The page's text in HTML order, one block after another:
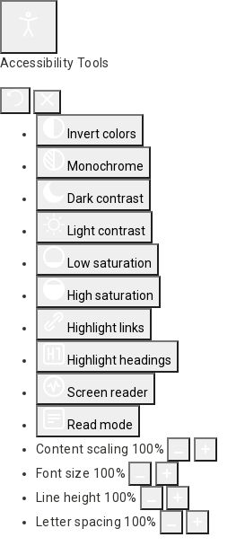
Accessibility Tools
Invert colors
Monochrome
Dark contrast
Light contrast
Low saturation
High saturation
Highlight links
Highlight headings
Screen reader
Read mode
Content scaling 100%
Font size 100%
Line height 100%
Letter spacing 100%